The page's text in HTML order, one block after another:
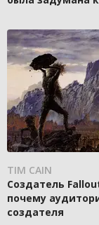
TIM CAIN
Создатель
почему
создателя